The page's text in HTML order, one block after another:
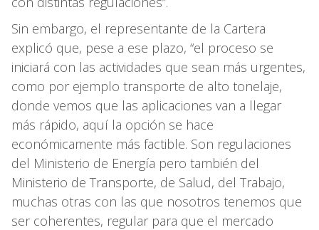
Sin embargo, el representante de la Cartera
explicó que, pese a ese plazo, “el proceso se
iniciará con las actividades que sean más urgentes,
como por ejemplo transporte de alto tonelaje,
donde vemos que las aplicaciones van a llegar
más rápido, aquí la opción se hace
económicamente más factible. Son regulaciones
del Ministerio de Energía pero también del
Ministerio de Transporte, de Salud, del Trabajo,
muchas otras con las que nosotros tenemos que
ser coherentes, regular para que el mercado